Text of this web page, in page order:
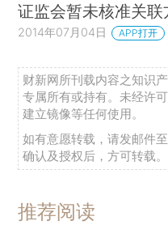
证监会暂未核准关
2014年07月04日 APP打开
财新网所刊载内容之知识
专属所有或持有。未经许
建立镜像等任何使用。
如有意愿转载，请发邮件至
确认及授权后，方可转载。
推荐阅读